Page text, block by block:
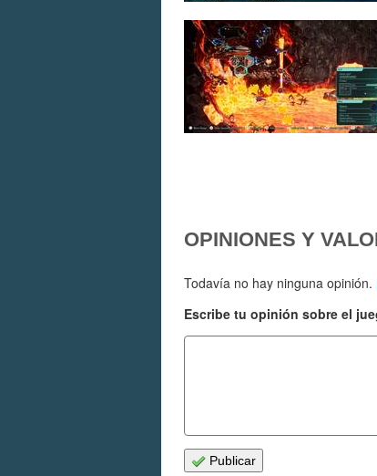
OPINIONES Y
Todavía no hay ninguna opinión.
Escribe tu opinión sobre el
Publicar